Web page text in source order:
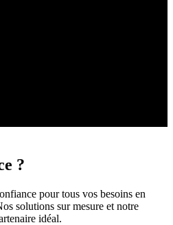
?
pour tous vos besoins en
solutions sur mesure et notre
idéal.